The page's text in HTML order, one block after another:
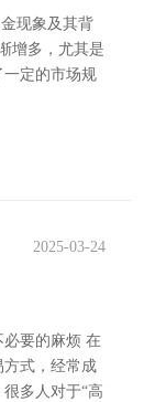
现象及其背
增多，尤其是
定的市场规
2025-03-24
必要的麻烦 在
方式，经常成
多人对于“高